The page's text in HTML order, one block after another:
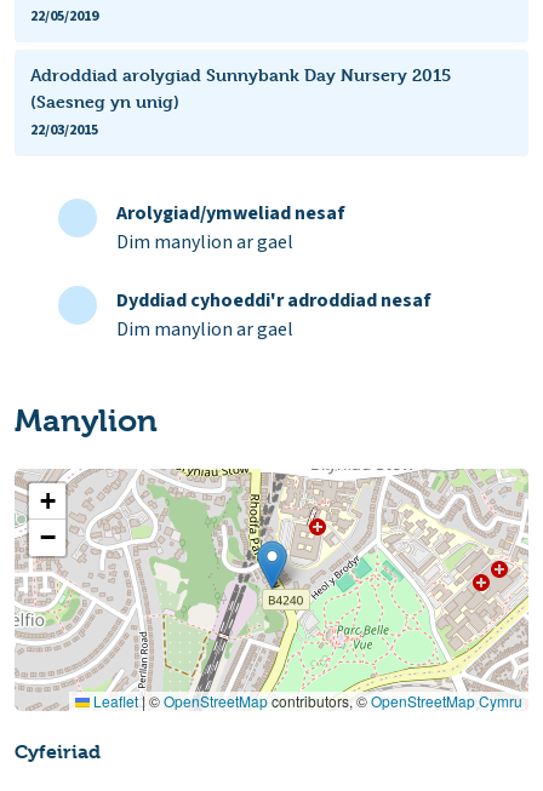
22/05/2019
Adroddiad arolygiad Sunnybank Day Nursery 2015
(Saesneg yn unig)
22/03/2015
Arolygiad/ymweliad nesaf
Dim manylion ar gael
Dyddiad cyhoeddi'r adroddiad nesaf
Dim manylion ar gael
Manylion
+
−
Leaflet|©OpenStreetMapcontributors, ©OpenStreetMap Cymru
Cyfeiriad